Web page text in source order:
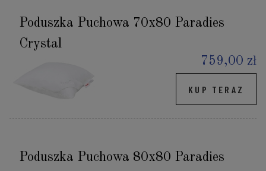
Poduszka Puchowa 70x80 Paradies
Crystal
759,00 zł
KUP TERAZ
Poduszka Puchowa 80x80 Paradies